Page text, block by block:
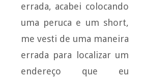
errada, acabei colocando
uma peruca e um short,
me vesti de uma maneira
errada para localizar um
endereço que eu